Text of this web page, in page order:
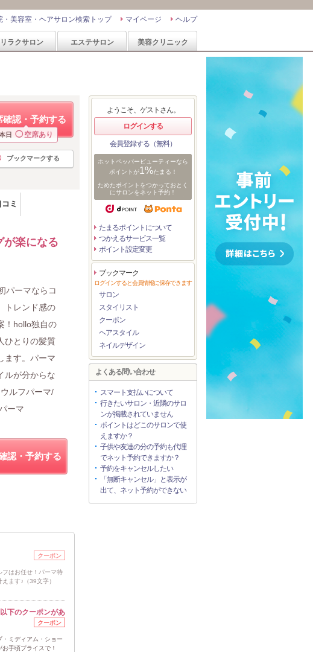
ヘルプ
マイページ
・美容室・ヘアサロン検索トップ
リラクサロン エステサロン 美容クリニック
確認・予約する
日 ◯ 空席あり
ブックマークする
コミ
が楽になる
パーマならコ
トレンド感の
！hollo独自の
ひとりの髪質
ます。パーマ
ルが分からな
ルフパーマ/
ーマ
認・予約する
クーポン
はお任せ！パーマ特
ます♪（39文字）
下のクーポンがあ
クーポン
ミディアム・ショー
手頃プライスで！
ようこそ、ゲストさん。
ログインする
会員登録する（無料）
ホットペッパービューティーなら
ポイントが1%たまる！
ためたポイントをつかっておとく
にサロンをネット予約！
たまるポイントについて
つかえるサービス一覧
ポイント設定変更
ブックマーク
ログインすると会員情報に保存できます
サロン
スタイリスト
クーポン
ヘアスタイル
ネイルデザイン
よくある問い合わせ
スマート支払いについて
行きたいサロン・近隣のサロ
ンが掲載されていません
ポイントはどこのサロンで使
えますか？
子供や友達の分の予約も代理
でネット予約できますか？
予約をキャンセルしたい
「無断キャンセル」と表示が
出て、ネット予約ができない